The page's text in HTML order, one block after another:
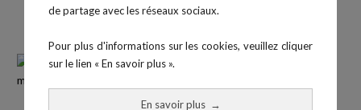
de partage avec les réseaux sociaux.
Pour plus d'informations sur les cookies, veuillez cliquer
sur le lien « En savoir plus ».
En savoir plus →